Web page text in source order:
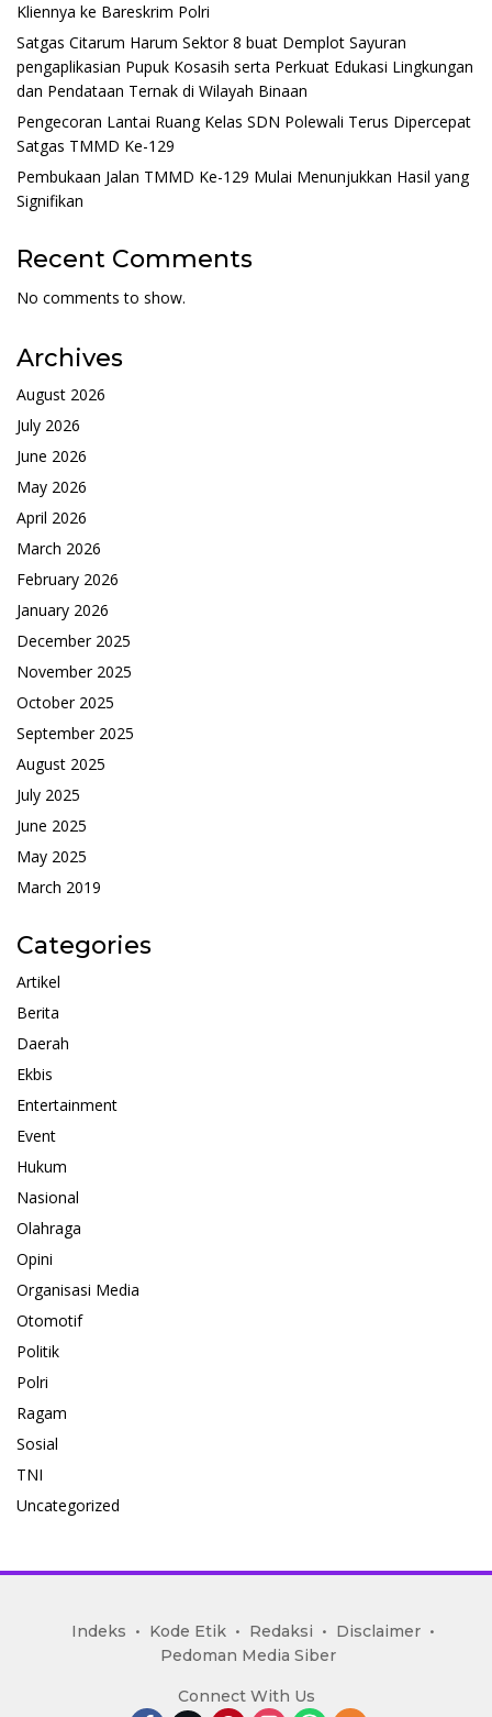
Kliennya ke Bareskrim Polri
Satgas Citarum Harum Sektor 8 buat Demplot Sayuran
pengaplikasian Pupuk Kosasih serta Perkuat Edukasi Lingkungan
dan Pendataan Ternak di Wilayah Binaan
Pengecoran Lantai Ruang Kelas SDN Polewali Terus Dipercepat
Satgas TMMD Ke-129
Pembukaan Jalan TMMD Ke-129 Mulai Menunjukkan Hasil yang
Signifikan
Recent Comments
No comments to show.
Archives
August 2026
July 2026
June 2026
May 2026
April 2026
March 2026
February 2026
January 2026
December 2025
November 2025
October 2025
September 2025
August 2025
July 2025
June 2025
May 2025
March 2019
Categories
Artikel
Berita
Daerah
Ekbis
Entertainment
Event
Hukum
Nasional
Olahraga
Opini
Organisasi Media
Otomotif
Politik
Polri
Ragam
Sosial
TNI
Uncategorized
mediakoran.com
Indeks Kode Etik Redaksi
Disclaimer
Pedoman Media Siber
Connect With Us